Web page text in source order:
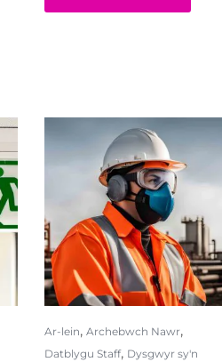
Ar-lein, Archebwch Nawr,
Datblygu Staff, Dysgwyr sy'n